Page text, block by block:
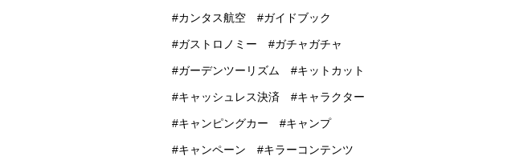
カンタス航空 ガイドブック
ガストロノミー ガチャガチャ
ガーデンツーリズム キットカット
キャッシュレス決済 キャラクター
キャンピングカー キャンプ
キャンペーン キラーコンテンツ